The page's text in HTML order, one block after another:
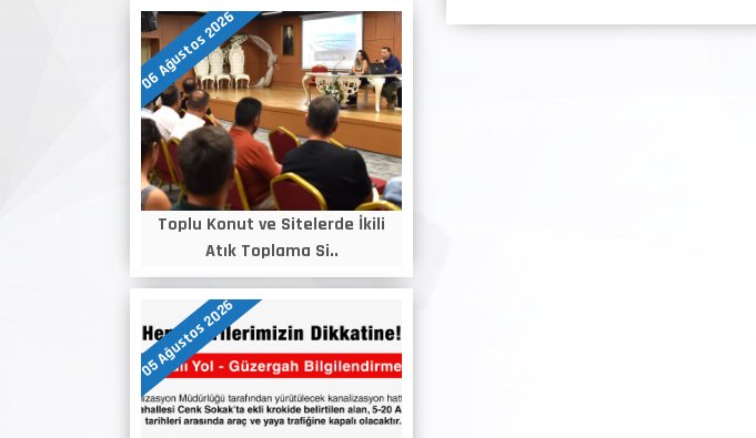
06 Ağustos 2026
Toplu Konut ve Sitelerde İkili
Atık Toplama Si..
05 Ağustos 2026